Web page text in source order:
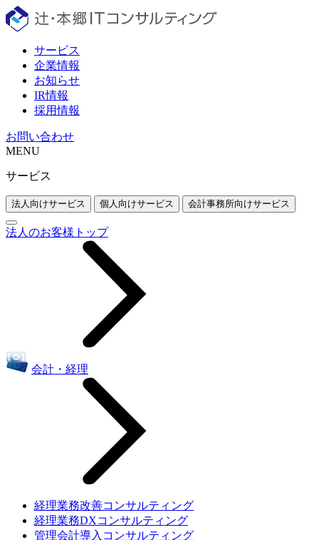
サービス
企業情報
お知らせ
IR情報
採用情報
お問い合わせ
MENU
サービス
法人向けサービス 個人向けサービス 会計事務所向けサービス
法人のお客様トップ
会計・経理
経理業務改善コンサルティング
経理業務DXコンサルティング
管理会計導入コンサルティング